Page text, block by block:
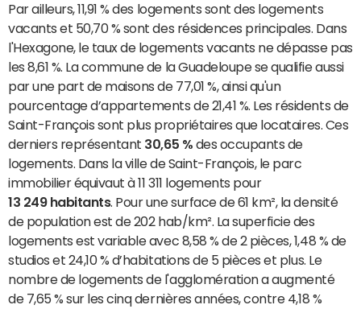
Par ailleurs, 11,91 % des logements sont des logements
vacants et 50,70 % sont des résidences principales. Dans
l'Hexagone, le taux de logements vacants ne dépasse pas
les 8,61 %. La commune de la Guadeloupe se qualifie aussi
par une part de maisons de 77,01 %, ainsi qu'un
pourcentage d’appartements de 21,41 %. Les résidents de
Saint-François sont plus propriétaires que locataires. Ces
derniers représentant 30,65 % des occupants de
logements. Dans la ville de Saint-François, le parc
immobilier équivaut à 11 311 logements pour
13 249 habitants. Pour une surface de 61 km², la densité
de population est de 202 hab/km². La superficie des
logements est variable avec 8,58 % de 2 pièces, 1,48 % de
studios et 24,10 % d’habitations de 5 pièces et plus. Le
nombre de logements de l'agglomération a augmenté
de 7,65 % sur les cinq dernières années, contre 4,18 %